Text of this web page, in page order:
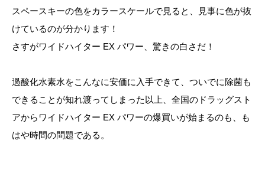
スペースキーの色をカラースケールで見ると、見事に色が抜
けているのが分かります！
さすがワイドハイター EX パワー、驚きの白さだ！
過酸化水素水をこんなに安価に入手できて、ついでに除菌も
できることが知れ渡ってしまった以上、全国のドラッグスト
アからワイドハイター EX パワーの爆買いが始まるのも、も
はや時間の問題である。